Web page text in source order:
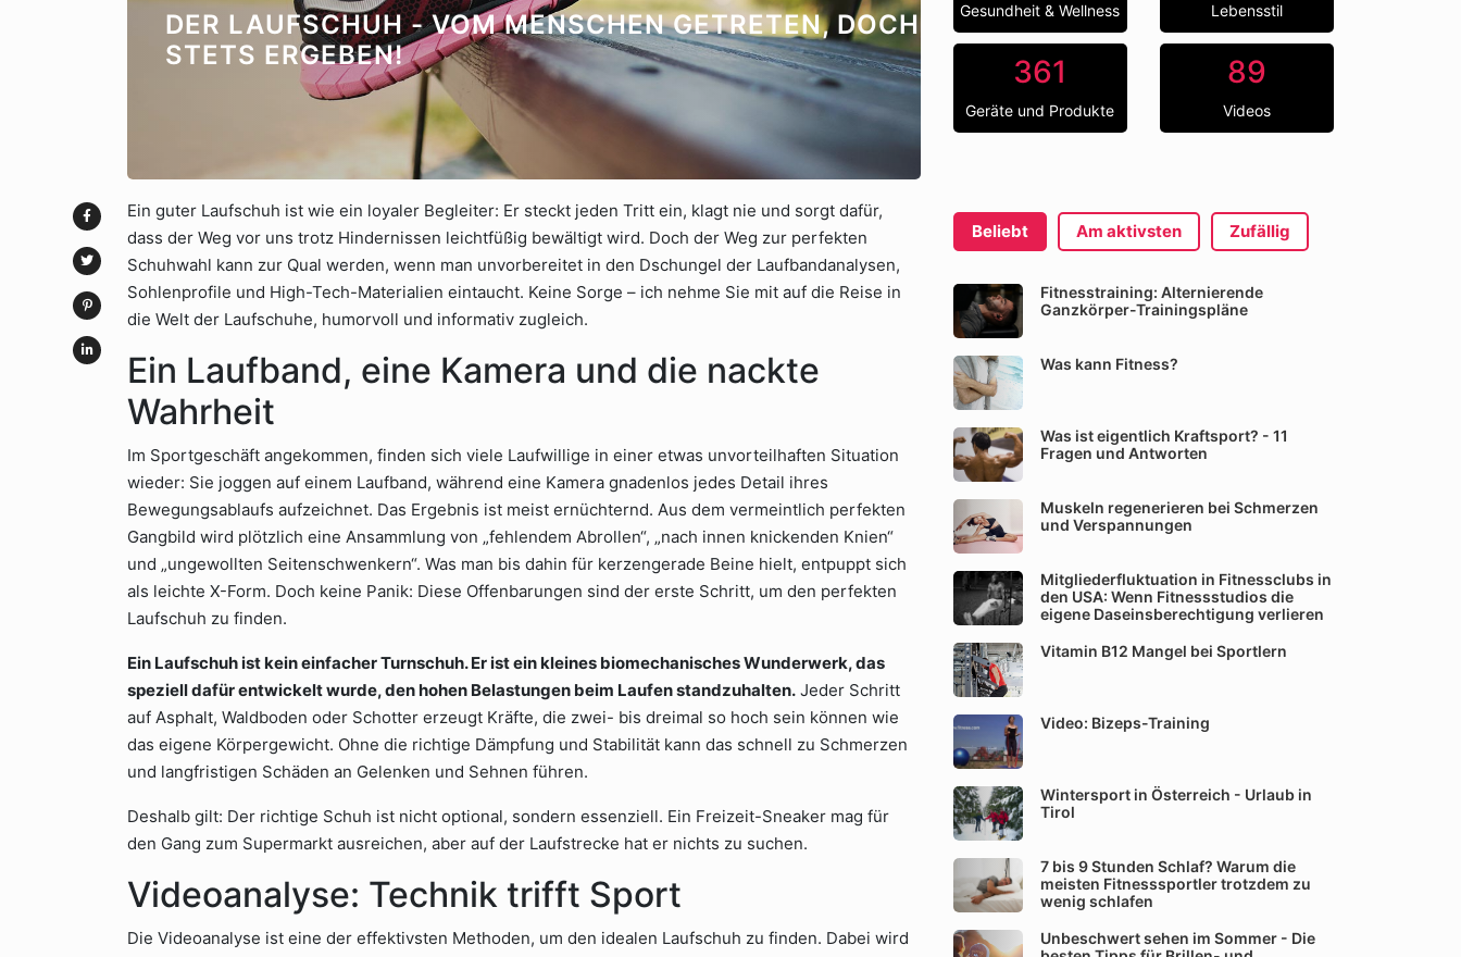
DER LAUFSCHUH - VOM MENSCHEN GETRETEN, DOCH
STETS ERGEBEN!
Ein guter Laufschuh ist wie ein loyaler Begleiter: Er steckt jeden Tritt ein, klagt nie und sorgt dafür,
dass der Weg vor uns trotz Hindernissen leichtfüßig bewältigt wird. Doch der Weg zur perfekten
Schuhwahl kann zur Qual werden, wenn man unvorbereitet in den Dschungel der Laufbandanalysen,
Sohlenprofile und High-Tech-Materialien eintaucht. Keine Sorge – ich nehme Sie mit auf die Reise in
die Welt der Laufschuhe, humorvoll und informativ zugleich.
Ein Laufband, eine Kamera und die nackte
Wahrheit
Im Sportgeschäft angekommen, finden sich viele Laufwillige in einer etwas unvorteilhaften Situation
wieder: Sie joggen auf einem Laufband, während eine Kamera gnadenlos jedes Detail ihres
Bewegungsablaufs aufzeichnet. Das Ergebnis ist meist ernüchternd. Aus dem vermeintlich perfekten
Gangbild wird plötzlich eine Ansammlung von „fehlendem Abrollen“, „nach innen knickenden Knien“
und „ungewollten Seitenschwenkern“. Was man bis dahin für kerzengerade Beine hielt, entpuppt sich
als leichte X-Form. Doch keine Panik: Diese Offenbarungen sind der erste Schritt, um den perfekten
Laufschuh zu finden.
Ein Laufschuh ist kein einfacher Turnschuh. Er ist ein kleines biomechanisches Wunderwerk, das
speziell dafür entwickelt wurde, den hohen Belastungen beim Laufen standzuhalten. Jeder Schritt
auf Asphalt, Waldboden oder Schotter erzeugt Kräfte, die zwei- bis dreimal so hoch sein können wie
das eigene Körpergewicht. Ohne die richtige Dämpfung und Stabilität kann das schnell zu Schmerzen
und langfristigen Schäden an Gelenken und Sehnen führen.
Deshalb gilt: Der richtige Schuh ist nicht optional, sondern essenziell. Ein Freizeit-Sneaker mag für
den Gang zum Supermarkt ausreichen, aber auf der Laufstrecke hat er nichts zu suchen.
Videoanalyse: Technik trifft Sport
Die Videoanalyse ist eine der effektivsten Methoden, um den idealen Laufschuh zu finden. Dabei wird
Gesundheit & Wellness Lebensstil
361
Geräte und Produkte
89
Videos
Beliebt Am aktivsten Zufällig
Fitnesstraining: Alternierende
Ganzkörper-Trainingspläne
Was kann Fitness?
Was ist eigentlich Kraftsport? - 11
Fragen und Antworten
Muskeln regenerieren bei Schmerzen
und Verspannungen
Mitgliederfluktuation in Fitnessclubs in
den USA: Wenn Fitnessstudios die
eigene Daseinsberechtigung verlieren
Vitamin B12 Mangel bei Sportlern
Video: Bizeps-Training
Wintersport in Österreich - Urlaub in
Tirol
7 bis 9 Stunden Schlaf? Warum die
meisten Fitnesssportler trotzdem zu
wenig schlafen
Unbeschwert sehen im Sommer - Die